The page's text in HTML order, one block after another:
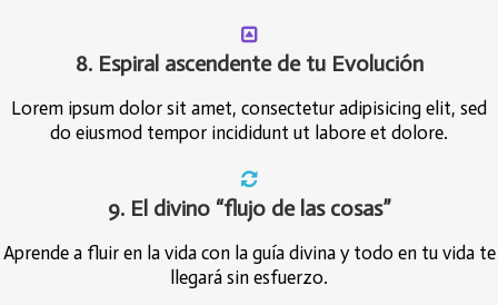
8. Espiral ascendente de tu Evolución
Lorem ipsum dolor sit amet, consectetur adipisicing elit, sed
do eiusmod tempor incididunt ut labore et dolore.
9. El divino “flujo de las cosas”
Aprende a fluir en la vida con la guía divina y todo en tu vida te
llegará sin esfuerzo.